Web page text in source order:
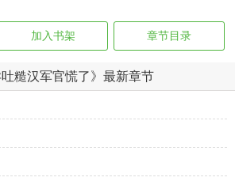
加入书架 章节目录
吐糙汉军官慌了》最新章节